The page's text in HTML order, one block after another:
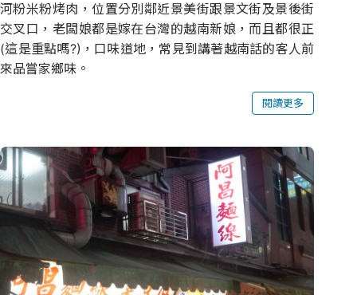
河粉米粉烤肉，位置分別鄰近景美街跟景文街及景後街
交叉口，老闆娘都是嫁在台灣的越南新娘，而且都很正
(這是重點嗎?)，口味道地，常見到講著越南話的客人前
來品嘗家鄉味。
閱讀更多